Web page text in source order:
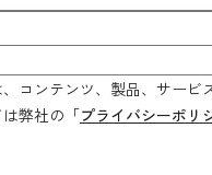
コンテンツ、製品、サー
弊社の「プライバシーポリ